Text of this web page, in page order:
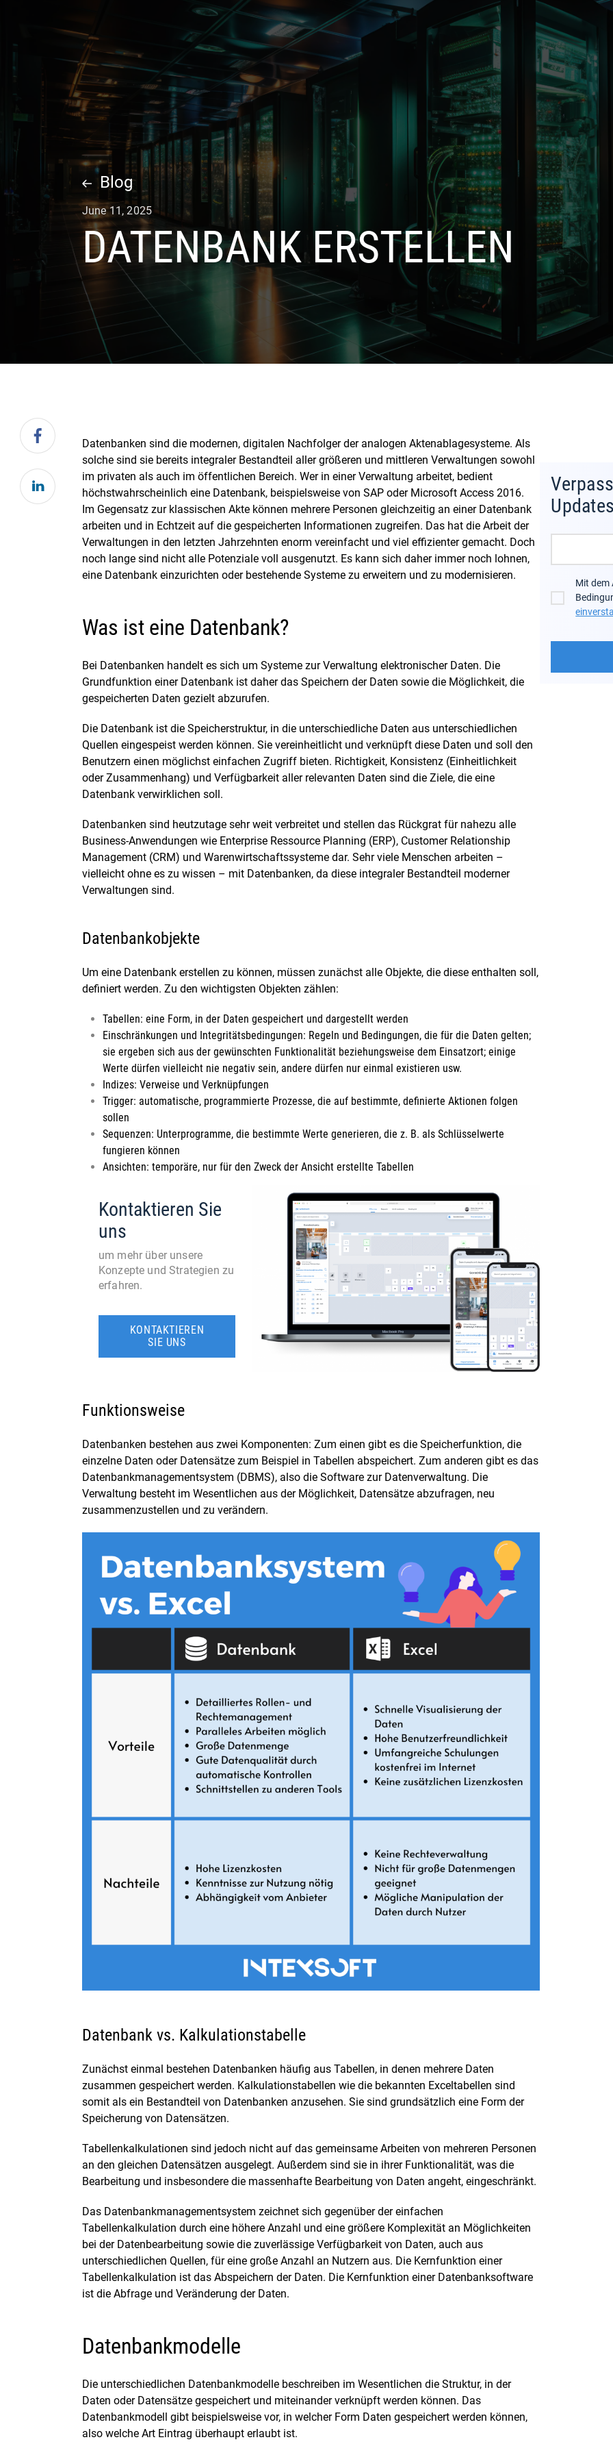
UNTERNEHMEN LEISTUNGEN INDUSTRIE PORTFOLIO BLOG
SPRACHE
Blog
June 11, 2025
DATENBANK ERSTELLEN
Datenbanken sind die modernen, digitalen Nachfolger der analogen Aktenablagesysteme. Als
solche sind sie bereits integraler Bestandteil aller größeren und mittleren Verwaltungen sowohl
im privaten als auch im öffentlichen Bereich. Wer in einer Verwaltung arbeitet, bedient
höchstwahrscheinlich eine Datenbank, beispielsweise von SAP oder Microsoft Access 2016.
Im Gegensatz zur klassischen Akte können mehrere Personen gleichzeitig an einer Datenbank
arbeiten und in Echtzeit auf die gespeicherten Informationen zugreifen. Das hat die Arbeit der
Verwaltungen in den letzten Jahrzehnten enorm vereinfacht und viel effizienter gemacht. Doch
noch lange sind nicht alle Potenziale voll ausgenutzt. Es kann sich daher immer noch lohnen,
eine Datenbank einzurichten oder bestehende Systeme zu erweitern und zu modernisieren.
Was ist eine Datenbank?
Bei Datenbanken handelt es sich um Systeme zur Verwaltung elektronischer Daten. Die
Grundfunktion einer Datenbank ist daher das Speichern der Daten sowie die Möglichkeit, die
gespeicherten Daten gezielt abzurufen.
Die Datenbank ist die Speicherstruktur, in die unterschiedliche Daten aus unterschiedlichen
Quellen eingespeist werden können. Sie vereinheitlicht und verknüpft diese Daten und soll den
Benutzern einen möglichst einfachen Zugriff bieten. Richtigkeit, Konsistenz (Einheitlichkeit
oder Zusammenhang) und Verfügbarkeit aller relevanten Daten sind die Ziele, die eine
Datenbank verwirklichen soll.
Datenbanken sind heutzutage sehr weit verbreitet und stellen das Rückgrat für nahezu alle
Business-Anwendungen wie Enterprise Ressource Planning (ERP), Customer Relationship
Management (CRM) und Warenwirtschaftssysteme dar. Sehr viele Menschen arbeiten –
vielleicht ohne es zu wissen – mit Datenbanken, da diese integraler Bestandteil moderner
Verwaltungen sind.
Datenbankobjekte
Um eine Datenbank erstellen zu können, müssen zunächst alle Objekte, die diese enthalten soll,
definiert werden. Zu den wichtigsten Objekten zählen:
Tabellen: eine Form, in der Daten gespeichert und dargestellt werden
Einschränkungen und Integritätsbedingungen: Regeln und Bedingungen, die für die Daten gelten;
sie ergeben sich aus der gewünschten Funktionalität beziehungsweise dem Einsatzort; einige
Werte dürfen vielleicht nie negativ sein, andere dürfen nur einmal existieren usw.
Indizes: Verweise und Verknüpfungen
Trigger: automatische, programmierte Prozesse, die auf bestimmte, definierte Aktionen folgen
sollen
Sequenzen: Unterprogramme, die bestimmte Werte generieren, die z. B. als Schlüsselwerte
fungieren können
Ansichten: temporäre, nur für den Zweck der Ansicht erstellte Tabellen
Kontaktieren Sie
uns
um mehr über unsere
Konzepte und Strategien zu
erfahren.
KONTAKTIEREN
SIE UNS
Funktionsweise
Datenbanken bestehen aus zwei Komponenten: Zum einen gibt es die Speicherfunktion, die
einzelne Daten oder Datensätze zum Beispiel in Tabellen abspeichert. Zum anderen gibt es das
Datenbankmanagementsystem (DBMS), also die Software zur Datenverwaltung. Die
Verwaltung besteht im Wesentlichen aus der Möglichkeit, Datensätze abzufragen, neu
zusammenzustellen und zu verändern.
Datenbank vs. Kalkulationstabelle
Zunächst einmal bestehen Datenbanken häufig aus Tabellen, in denen mehrere Daten
zusammen gespeichert werden. Kalkulationstabellen wie die bekannten Exceltabellen sind
somit als ein Bestandteil von Datenbanken anzusehen. Sie sind grundsätzlich eine Form der
Speicherung von Datensätzen.
Tabellenkalkulationen sind jedoch nicht auf das gemeinsame Arbeiten von mehreren Personen
an den gleichen Datensätzen ausgelegt. Außerdem sind sie in ihrer Funktionalität, was die
Bearbeitung und insbesondere die massenhafte Bearbeitung von Daten angeht, eingeschränkt.
Das Datenbankmanagementsystem zeichnet sich gegenüber der einfachen
Tabellenkalkulation durch eine höhere Anzahl und eine größere Komplexität an Möglichkeiten
bei der Datenbearbeitung sowie die zuverlässige Verfügbarkeit von Daten, auch aus
unterschiedlichen Quellen, für eine große Anzahl an Nutzern aus. Die Kernfunktion einer
Tabellenkalkulation ist das Abspeichern der Daten. Die Kernfunktion einer Datenbanksoftware
ist die Abfrage und Veränderung der Daten.
Datenbankmodelle
Die unterschiedlichen Datenbankmodelle beschreiben im Wesentlichen die Struktur, in der
Daten oder Datensätze gespeichert und miteinander verknüpft werden können. Das
Datenbankmodell gibt beispielsweise vor, in welcher Form Daten gespeichert werden können,
also welche Art Eintrag überhaupt erlaubt ist.
Updates
Mit dem